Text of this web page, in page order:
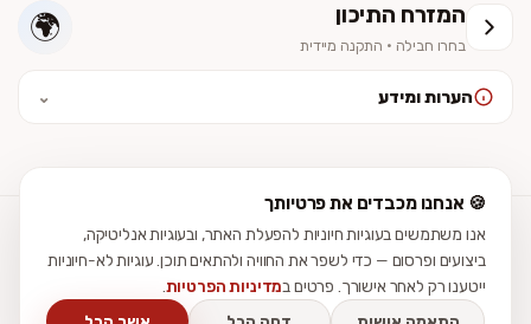
המזרח התיכון
בחרו חבילה · התקנה מיידית 🌍
הערות ומידע ⌄
🍪 אנחנו מכבדים את פרטיותך
אנו משתמשים בעוגיות חיוניות להפעלת האתר, ובעוגיות אנליטיקה,
ביצועים ופרסום — כדי לשפר את החוויה ולהתאים תוכן. עוגיות לא-חיוניות
ייטענו רק לאחר אישורך. פרטים במדיניות הפרטיות
עזרהמדריכי התקנה ביקורות תנאי שימושפרטיותנגישותצור קשר